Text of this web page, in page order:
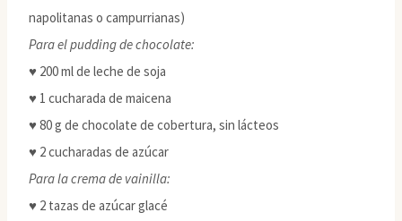
napolitanas o campurrianas)
Para el pudding de chocolate:
♥ 200 ml de leche de soja
♥ 1 cucharada de maicena
♥ 80 g de chocolate de cobertura, sin lácteos
♥ 2 cucharadas de azúcar
Para la crema de vainilla:
♥ 2 tazas de azúcar glacé